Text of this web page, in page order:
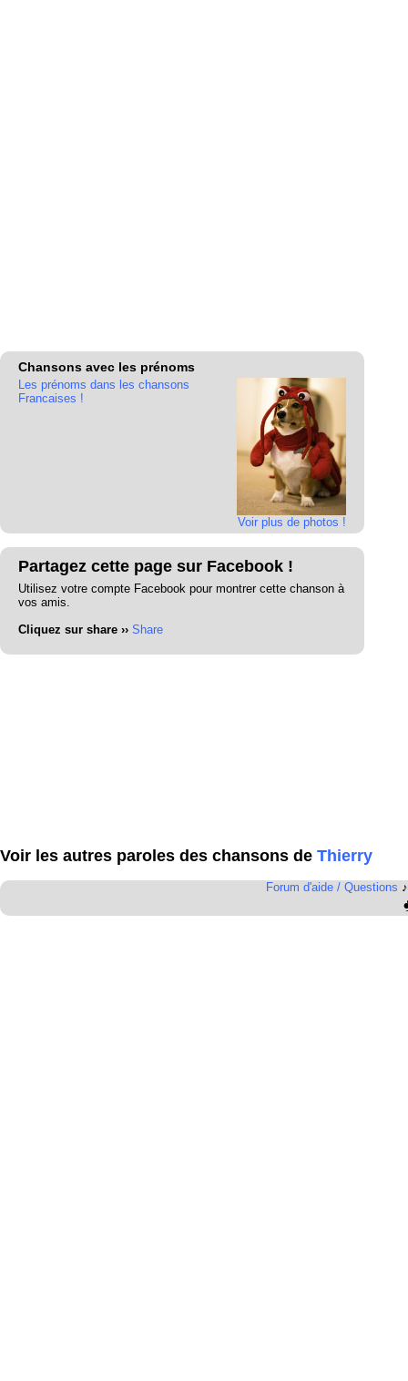
Chansons avec les prénoms
Voir plus de photos !
Les prénoms dans les chansons
Francaises !
Partagez cette page sur Facebook !
Utilisez votre compte Facebook pour montrer cette chanson à
vos amis.
Cliquez sur share ›› Share
Voir les autres paroles des chansons de Thierry
Forum d'aide / Questions